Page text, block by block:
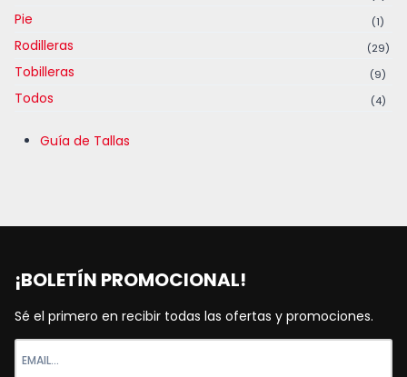
Pie (1)
Rodilleras (29)
Tobilleras (9)
Todos (4)
Guía de Tallas
¡BOLETÍN PROMOCIONAL!
Sé el primero en recibir todas las ofertas y promociones.